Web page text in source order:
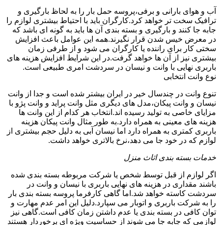
آب و هوای بارانی و برفی،پروسه حمل بار را به لحاظ بارگیری و
ترافیک سخت تر خواهد کرد.کارگران باید با احتیاط بیشتری لوازم را
جابه جا کنند و بارگیری و بسته بندی آن ها باید به گونه ای باشد که
در معرض خیس شدن قرار نگیرند.همه این عوامل باعث افزایش
سختی کار برای راننده یا کارگران می شود و از طرفی زمان
بیشتری نیز از آن ها خواهد گرفت.در این شرایط افزایش هزینه های
باربری نهایی با وانت و نیسان در سردشت امری طبیعی است.
نوع وانت انتخابی
تنوع وانت در چندسال خیر در ایران بیشتر شده است و جدا از وانت
نیسان و وانت پیکان،مدل های دیگری مثل وانت پراید و وانت پژو با
مزایای خاصی به تولید رسیده اند.انتخاب هر کدام از این وانت ها
هزینه های معینی به همراه دارد.به طور مثال وانت پیکان هزینه
باربری کمتری به همراه دارد اما نیسان آبی به دلیل حجم بیشتری از
لوازم که در خود جا می دهد،نرخ بالاتری خواهد داشت.
خدمات بسته بندی اثاث منزل
اگر لوازم از قبل توسط شخص یا شرکت مربوطه بسته بندی شده
باشند مقداری در هزینه های نهایی باربری با نیسان و وانت در
سردشت کاسته خواهد شد.اما گاهی کارفرما پروسه بسته بندی بار
را به شرکت باربری و اتوبار می سپارد.دلیل این امر عدم مهارت و
توان کافی در بسته بندی یا عدم داشتن زمان کافی است.گاهی نیز
لوازمی که جابه جا می شوند از حساسیت ویژه ای برخوردار هستند